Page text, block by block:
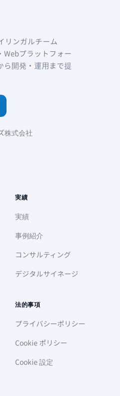
リンガルチーム
Webプラットフォー
ら開発・運用まで提
株式会社
実績
実績
事例紹介
コンサルティング
デジタルサイネージ
法的事項
プライバシーポリシー
Cookie ポリシー
Cookie 設定